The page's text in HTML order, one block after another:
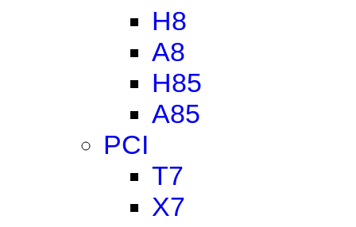
H8
A8
H85
A85
PCI
T7
X7